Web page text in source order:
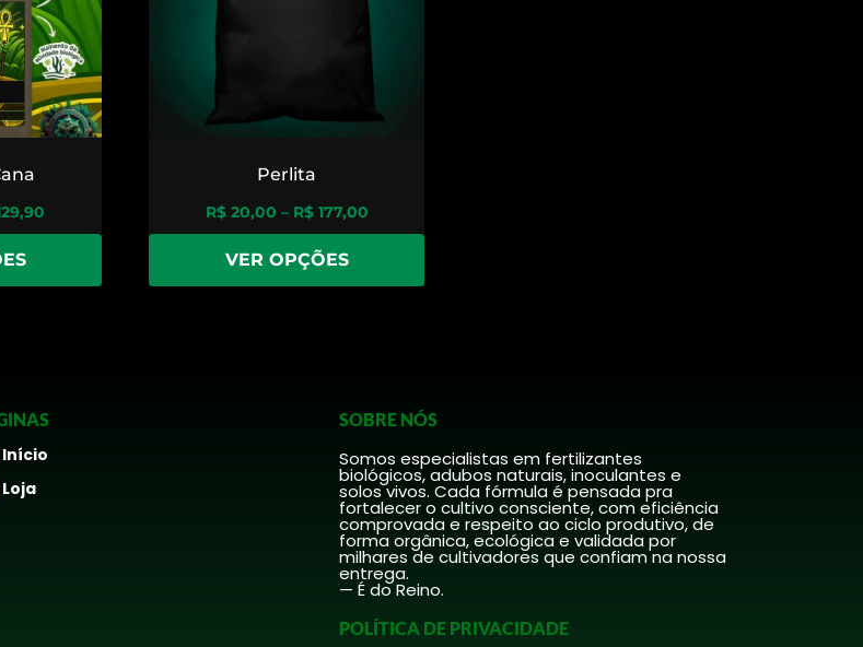
Perlita
R$20,00 – R$177,00
VER OPÇÕES
Início
Loja
SOBRE NÓS
Somos especialistas em fertilizantes
biológicos, adubos naturais, inoculantes e
solos vivos. Cada fórmula é pensada pra
fortalecer o cultivo consciente, com eficiência
comprovada e respeito ao ciclo produtivo, de
forma orgânica, ecológica e validada por
milhares de cultivadores que confiam na nossa
entrega.
— É do Reino.
POLÍTICA DE PRIVACIDADE